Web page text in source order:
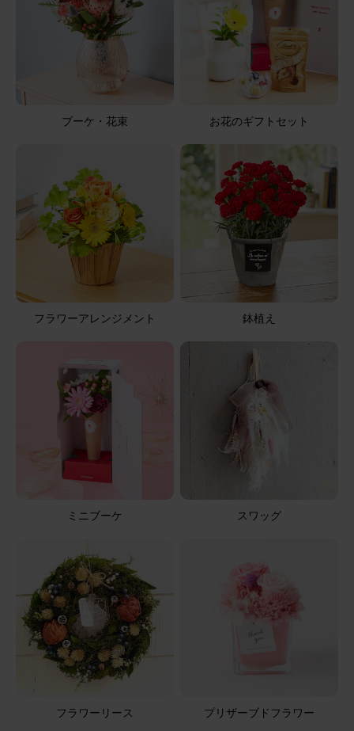
素敵✨
父親の三回忌法要のお供えと思い実家へ届けていただきま
した。 白を基調に、紫とグリーンで上品な素敵なお花で、
仏壇にお供えできる丁度良いサイズ感も気に入りました。
ありがとうございます。
【お悔やみ・お供えの花】線香付き アレンジメント(青・
2026/05/02
ブルーミーユーザーさん
50代
用途：
お悔やみ
お悔やみ用で購入
小さくても喜んでもらえました。 故人の好きな紫系のお花
【お悔やみ・お供えの花】アレンジメント(青・紫)XSサイ
用途：
お悔やみ
想像以上に良かったです。
【お悔やみ・お供えの花】アレンジメント(白) Sサイズ
2026/04/25
ブルーミーユーザーさん 40代
用途：
お悔やみ
ありがとうございました
供花を送っていだだきました。先方に確認して送ったら遠
ブーケ・花束 お花のギフトセット
フラワーアレンジメント 鉢植え
ミニブーケ スワッグ
フラワーリース プリザーブドフラワー